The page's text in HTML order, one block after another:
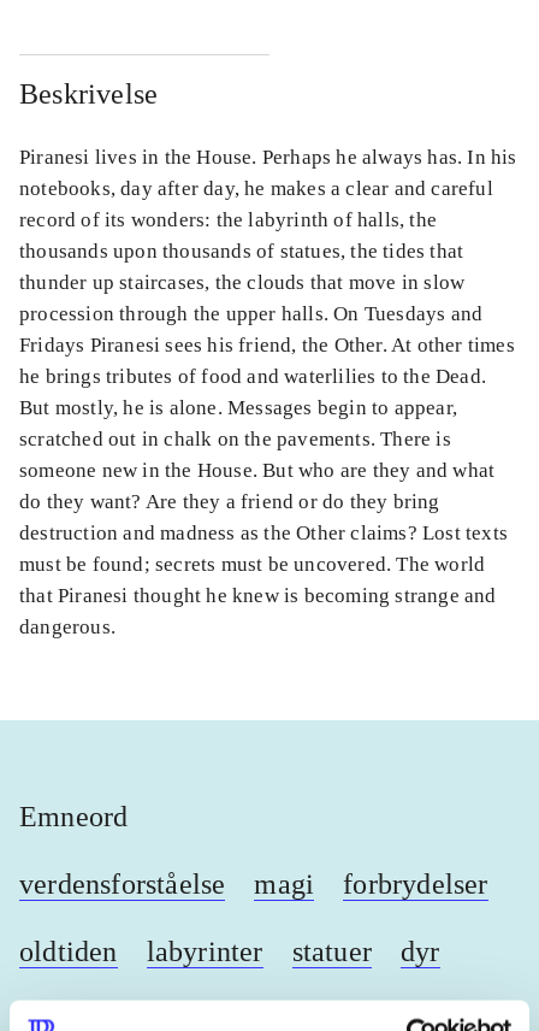
Beskrivelse
Piranesi lives in the House. Perhaps he always has. In his
notebooks, day after day, he makes a clear and careful
record of its wonders: the labyrinth of halls, the
thousands upon thousands of statues, the tides that
thunder up staircases, the clouds that move in slow
procession through the upper halls. On Tuesdays and
Fridays Piranesi sees his friend, the Other. At other times
he brings tributes of food and waterlilies to the Dead.
But mostly, he is alone. Messages begin to appear,
scratched out in chalk on the pavements. There is
someone new in the House. But who are they and what
do they want? Are they a friend or do they bring
destruction and madness as the Other claims? Lost texts
must be found; secrets must be uncovered. The world
that Piranesi thought he knew is becoming strange and
dangerous.
Emneord
verdensforståelse magi forbrydelser
oldtiden labyrinter statuer dyr
fiktive steder